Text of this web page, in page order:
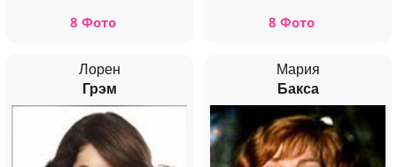
8 Фото 8 Фото
Лорен
Грэм
Мария
Бакса